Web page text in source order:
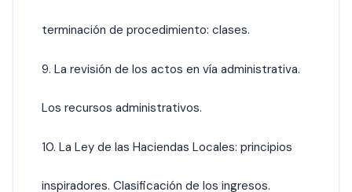
terminación de procedimiento: clases.
9. La revisión de los actos en vía administrativa.
Los recursos administrativos.
10. La Ley de las Haciendas Locales: principios
inspiradores. Clasificación de los ingresos.